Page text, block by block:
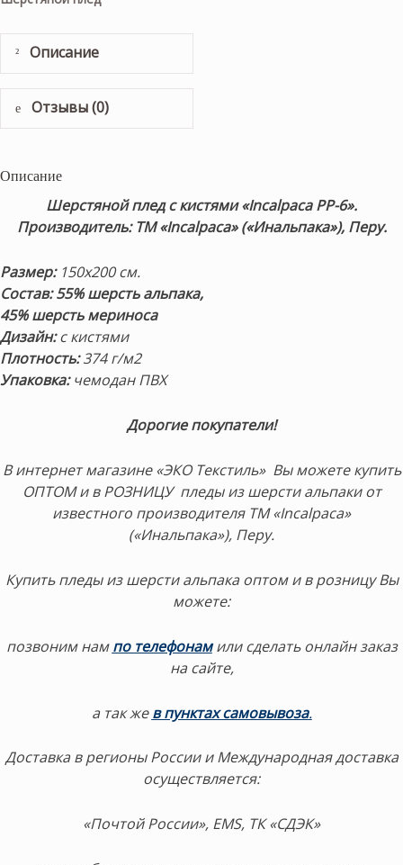
Описание
Отзывы (0)
Описание
Шерстяной плед с кистями «Incalpaca PP-6».
Производитель: ТМ «Incalpaca» («Инальпака»), Перу.
Размер:150х200 см.
Состав: 55% шерсть альпака,
45% шерсть мериноса
Дизайн:с кистями
Плотность:374 г/м2
Упаковка:чемодан ПВХ
Дорогие покупатели!
В интернет магазине «ЭКО Текстиль» Вы можете купить
ОПТОМ и в РОЗНИЦУ пледы из шерсти альпаки от
известного производителя ТМ «Incalpaca»
(«Инальпака»), Перу.
Купить пледы из шерсти альпака оптом и в розницу Вы
можете:
позвоним нампо телефонамили сделать онлайн заказ
на сайте,
а так жев пунктах самовывоза.
Доставка в регионы России и Международная доставка
осуществляется:
«Почтой России», EMS, ТК «СДЭК»